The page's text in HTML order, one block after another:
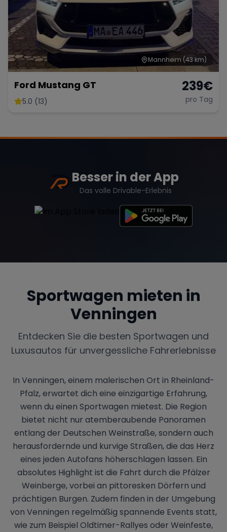
Mannheim (43 km)
Ford Mustang GT
5.0 (13)
239€
pro Tag
Besser in der App
Das volle Drivable-Erlebnis
Sportwagen mieten in
Venningen
Entdecken Sie die besten Sportwagen und
Luxusautos für unvergessliche Fahrerlebnisse
In Venningen, einem malerischen Ort in Rheinland-
Pfalz, erwartet dich eine einzigartige Erfahrung,
wenn du einen Sportwagen mietest. Die Region
bietet nicht nur atemberaubende Panoramen
entlang der Deutschen Weinstraße, sondern auch
herausfordernde und kurvige Straßen, die das Herz
eines jeden Autofans höherschlagen lassen. Ein
absolutes Highlight ist die Fahrt durch die Pfälzer
Weinberge, vorbei an pittoresken Dörfern und
prächtigen Burgen. Zudem finden in der Umgebung
von Venningen regelmäßig spannende Events statt,
wie zum Beispiel Oldtimer-Rallyes oder Weinfeste,